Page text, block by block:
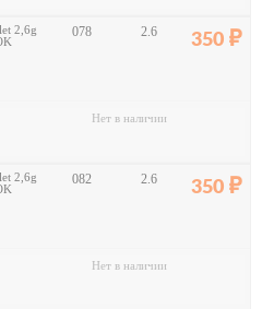
2,6g
078 2.6 350
Нет в наличии
2,6g
082 2.6 350
Нет в наличии